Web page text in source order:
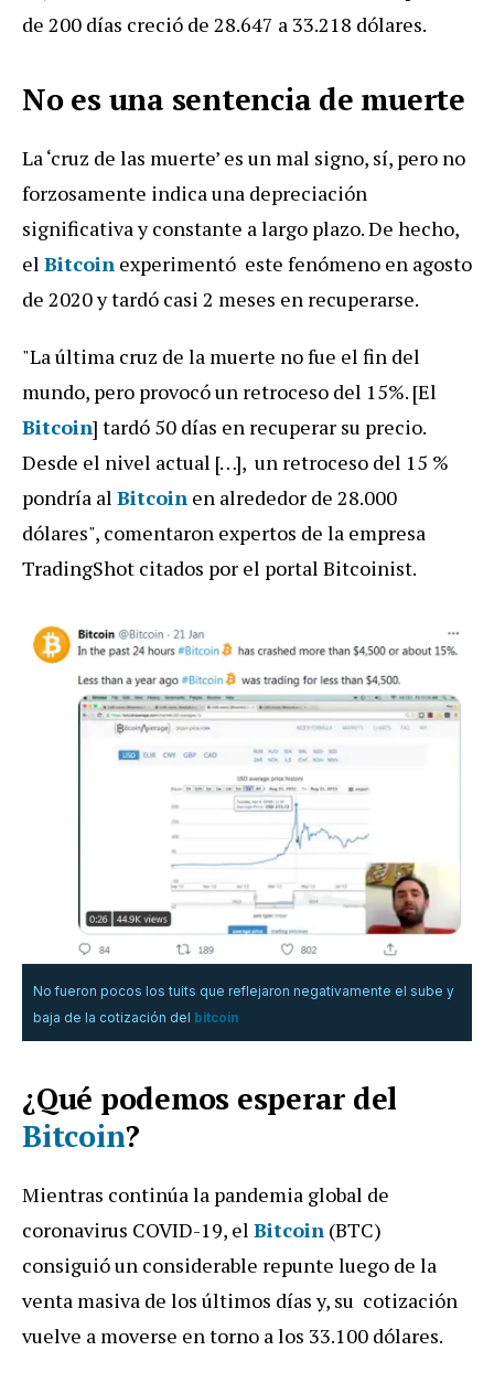
de 200 días creció de 28.647 a 33.218 dólares.
No es una sentencia de muerte
La ‘cruz de las muerte’ es un mal signo, sí, pero no
forzosamente indica una depreciación
significativa y constante a largo plazo. De hecho,
el Bitcoin experimentó este fenómeno en agosto
de 2020 y tardó casi 2 meses en recuperarse.
"La última cruz de la muerte no fue el fin del
mundo, pero provocó un retroceso del 15%. [El
Bitcoin] tardó 50 días en recuperar su precio.
Desde el nivel actual […], un retroceso del 15 %
pondría al Bitcoin en alrededor de 28.000
dólares", comentaron expertos de la empresa
TradingShot citados por el portal Bitcoinist.
No fueron pocos los tuits que reflejaron negativamente el sube y
baja de la cotización del
bitcoin
¿Qué podemos esperar del
Bitcoin?
Mientras continúa la pandemia global de
coronavirus COVID-19, el Bitcoin (BTC)
consiguió un considerable repunte luego de la
venta masiva de los últimos días y, su cotización
vuelve a moverse en torno a los 33.100 dólares.